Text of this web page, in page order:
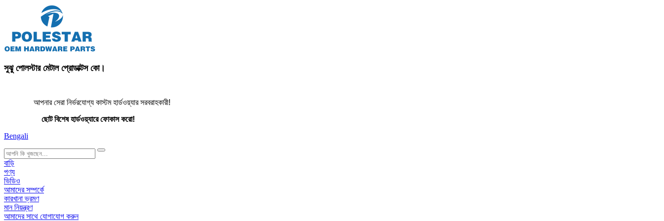
সুঝু পোলস্টার মেটাল প্রোডাক্টস কো।
আপনার সেরা নির্ভরযোগ্য কাস্টম হার্ডওয়্যার সরবরাহকারী!
ছোট বিশেষ হার্ডওয়্যারে ফোকাস করো!
Bengali
search
বাড়ি
পণ্য
ভিডিও
আমাদের সম্পর্কে
কারখানা ভ্রমণ
মান নিয়ন্ত্রণ
আমাদের সাথে যোগাযোগ করুন